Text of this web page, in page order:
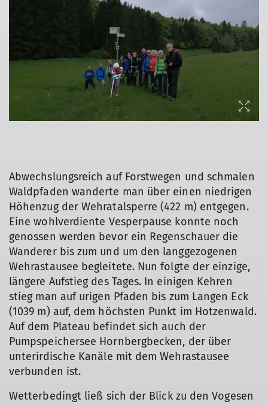
© Dagmar Vollmer
Abwechslungsreich auf Forstwegen und schmalen
Waldpfaden wanderte man über einen niedrigen
Höhenzug der Wehratalsperre (422 m) entgegen.
Eine wohlverdiente Vesperpause konnte noch
genossen werden bevor ein Regenschauer die
Wanderer bis zum und um den langgezogenen
Wehrastausee begleitete. Nun folgte der einzige,
längere Aufstieg des Tages. In einigen Kehren
stieg man auf urigen Pfaden bis zum Langen Eck
(1039 m) auf, dem höchsten Punkt im Hotzenwald.
Auf dem Plateau befindet sich auch der
Pumpspeichersee Hornbergbecken, der über
unterirdische Kanäle mit dem Wehrastausee
verbunden ist.
Wetterbedingt ließ sich der Blick zu den Vogesen